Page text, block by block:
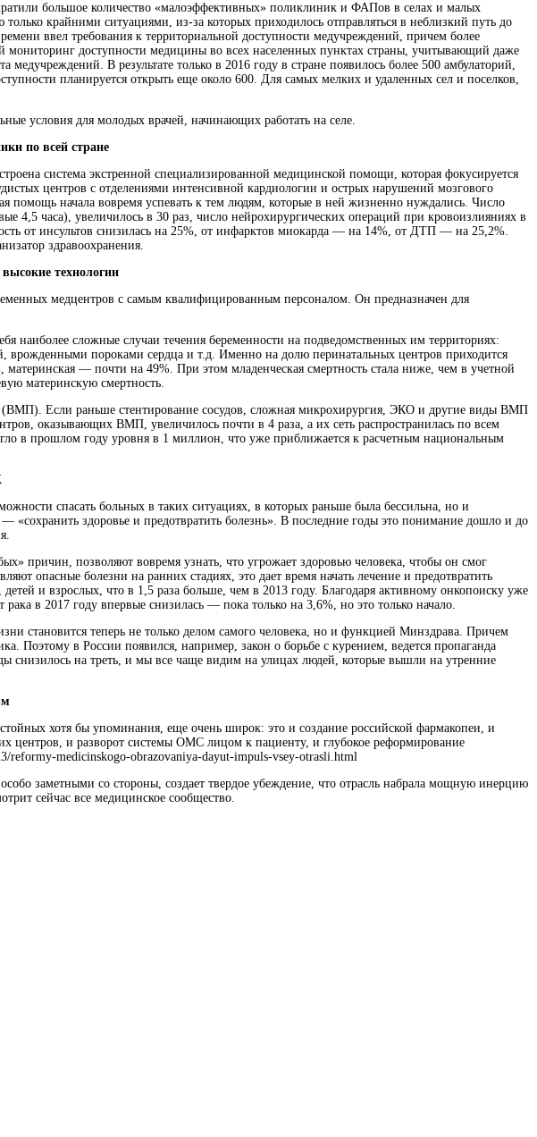
большое количество «малоэффективных» поликлиник и ФАПов в селах и малых
крайними ситуациями, из-за которых приходилось отправляться в неблизкий путь до
ввел требования к территориальной доступности медучреждений, причем более
мониторинг доступности медицины во всех населенных пунктах страны, учитывающий даже
В результате только в 2016 году в стране появилось более 500 амбулаторий,
планируется открыть еще около 600. Для самых мелких и удаленных сел и поселков,
условия для молодых врачей, начинающих работать на селе.
по всей стране
система экстренной специализированной медицинской помощи, которая фокусируется
центров с отделениями интенсивной кардиологии и острых нарушений мозгового
помощь начала вовремя успевать к тем людям, которые в ней жизненно нуждались. Число
4,5 часа), увеличилось в 30 раз, число нейрохирургических операций при кровоизлияниях в
от инсультов снизилась на 25%, от инфарктов миокарда — на 14%, от ДТП — на 25,2%.
здравоохранения.
технологии
медцентров с самым квалифицированным персоналом. Он предназначен для
наиболее сложные случаи течения беременности на подведомственных им территориях:
врожденными пороками сердца и т.д. Именно на долю перинатальных центров приходится
— почти на 49%. При этом младенческая смертность стала ниже, чем в учетной
материнскую смертность.
(ВМП). Если раньше стентирование сосудов, сложная микрохирургия, ЭКО и другие виды ВМП
оказывающих ВМП, увеличилось почти в 4 раза, а их сеть распространилась по всем
в прошлом году уровня в 1 миллион, что уже приближается к расчетным национальным
спасать больных в таких ситуациях, в которых раньше была бессильна, но и
«сохранить здоровье и предотвратить болезнь». В последние годы это понимание дошло и до
причин, позволяют вовремя узнать, что угрожает здоровью человека, чтобы он смог
опасные болезни на ранних стадиях, это дает время начать лечение и предотвратить
и взрослых, что в 1,5 раза больше, чем в 2013 году. Благодаря активному онкопоиску уже
в 2017 году впервые снизилась — пока только на 3,6%, но это только начало.
становится теперь не только делом самого человека, но и функцией Минздрава. Причем
Поэтому в России появился, например, закон о борьбе с курением, ведется пропаганда
снизилось на треть, и мы все чаще видим на улицах людей, которые вышли на утренние
хотя бы упоминания, еще очень широк: это и создание российской фармакопеи, и
центров, и разворот системы ОМС лицом к пациенту, и глубокое реформирование
reformy-medicinskogo-obrazovaniya-dayut-impuls-vsey-otrasli.html
заметными со стороны, создает твердое убеждение, что отрасль набрала мощную инерцию
сейчас все медицинское сообщество.